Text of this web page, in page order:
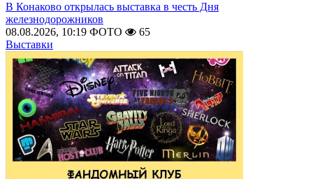
В Конаково открылась выставка в честь Дня
железнодорожников
08.08.2026, 10:19 ФОТО
65
Выставки